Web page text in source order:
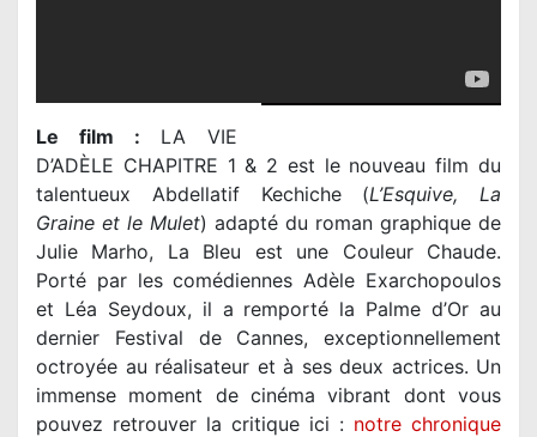
Le film : LA VIE
D’ADÈLE CHAPITRE 1 & 2 est le nouveau film du
talentueux Abdellatif Kechiche (L’Esquive, La
Graine et le Mulet) adapté du roman graphique de
Julie Marho, La Bleu est une Couleur Chaude.
Porté par les comédiennes Adèle Exarchopoulos
et Léa Seydoux, il a remporté la Palme d’Or au
dernier Festival de Cannes, exceptionnellement
octroyée au réalisateur et à ses deux actrices. Un
immense moment de cinéma vibrant dont vous
pouvez retrouver la critique ici : notre chronique